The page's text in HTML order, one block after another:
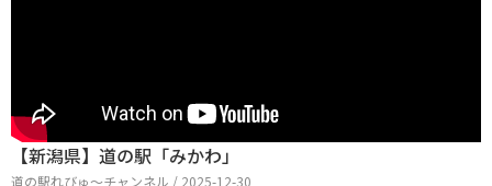
【新潟県】道の駅「みかわ」
道の駅れびゅ〜チャンネル / 2025-12-30